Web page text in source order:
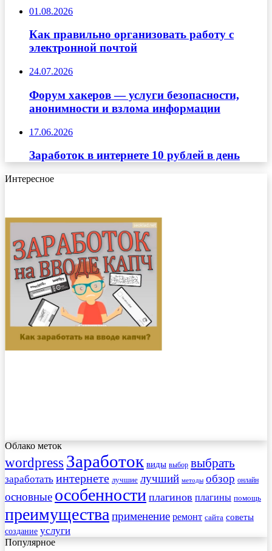
01.08.2026
Как правильно организовать работу с
электронной почтой
24.07.2026
Форум хакеров — услуги безопасности,
анонимности и взлома информации
17.06.2026
Заработок в интернете 10 рублей в день
Интересное
Облако меток
wordpress Заработок виды выбор выбрать
заработать интернете лучшие лучший методы обзор онлайн
основные особенности плагинов плагины помощь
преимущества применение ремонт сайта советы
создание услуги
Популярное